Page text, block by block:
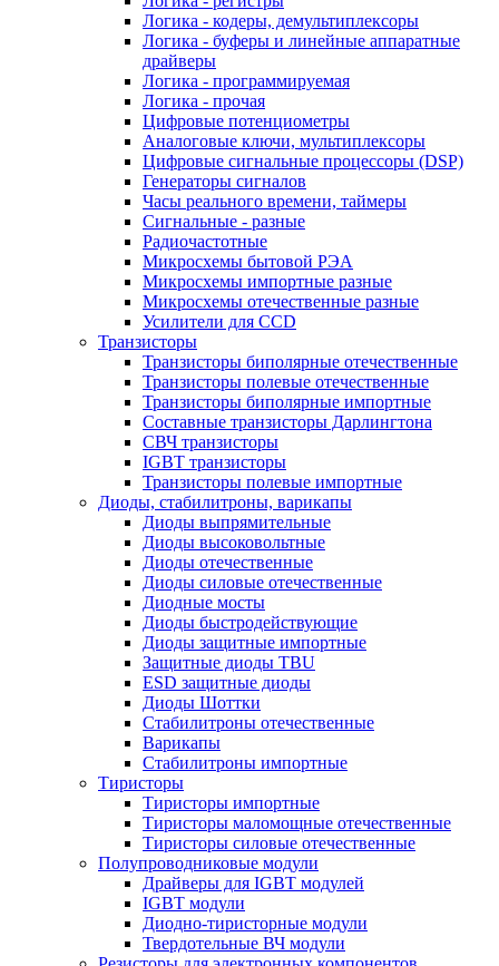
Логика - кодеры, демультиплексоры
Логика - буферы и линейные аппаратные
драйверы
Логика - программируемая
Логика - прочая
Цифровые потенциометры
Аналоговые ключи, мультиплексоры
Цифровые сигнальные процессоры (DSP)
Генераторы сигналов
Часы реального времени, таймеры
Сигнальные - разные
Радиочастотные
Микросхемы бытовой РЭА
Микросхемы импортные разные
Микросхемы отечественные разные
Усилители для CCD
Транзисторы
Транзисторы биполярные отечественные
Транзисторы полевые отечественные
Транзисторы биполярные импортные
Составные транзисторы Дарлингтона
СВЧ транзисторы
IGBT транзисторы
Транзисторы полевые импортные
Диоды, стабилитроны, варикапы
Диоды выпрямительные
Диоды высоковольтные
Диоды отечественные
Диоды силовые отечественные
Диодные мосты
Диоды быстродействующие
Диоды защитные импортные
Защитные диоды TBU
ESD защитные диоды
Диоды Шоттки
Стабилитроны отечественные
Варикапы
Стабилитроны импортные
Тиристоры
Тиристоры импортные
Тиристоры маломощные отечественные
Тиристоры силовые отечественные
Полупроводниковые модули
Драйверы для IGBT модулей
IGBT модули
Диодно-тиристорные модули
Твердотельные ВЧ модули